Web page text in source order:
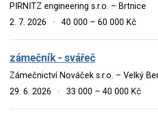
PIRNITZ engineering s.r.o. – Brtnice
2. 7. 2026
· 40 000 – 60 000 Kč
zámečník - svářeč
Zámečnictví Nováček s.r.o. – Velký
29. 6. 2026
· 33 000 – 40 000 Kč